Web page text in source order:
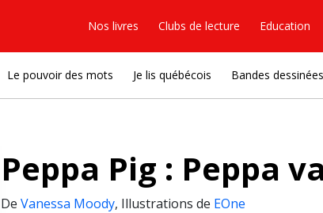
Nos livres Clubs de lecture Education
Le pouvoir des mots Je lis québécois Bandes dessinées
Peppa Pig : Peppa
De Vanessa Moody, Illustrations de EOne